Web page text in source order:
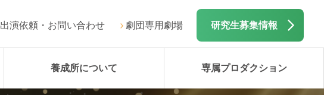
出演依頼・お問い合わせ 劇団専用劇場 研究生募集情報
養成所について 専属プロダクション